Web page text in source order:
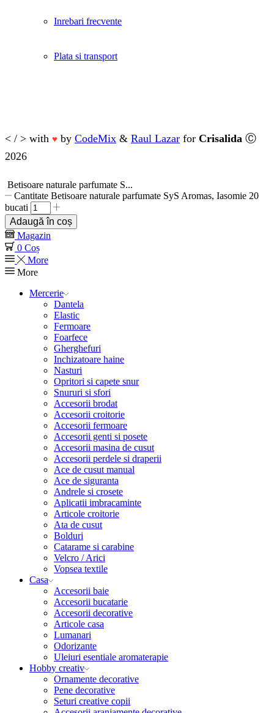
Inrebari frecvente
Plata si transport
< / > with ♥ by CodeMix & Raul Lazar for Crisalida Ⓒ
2026
Betisoare naturale parfumate S...
Cantitate Betisoare naturale parfumate SyS Aromas, Iasomie 20
bucati
Adaugă în coș
Magazin
0 Coș
More
More
Mercerie
Dantela
Elastic
Fermoare
Foarfece
Gherghefuri
Inchizatoare haine
Nasturi
Opritori si capete snur
Snururi si sfori
Accesorii brodat
Accesorii croitorie
Accesorii fermoare
Accesorii genti si posete
Accesorii masina de cusut
Accesorii perdele si draperii
Ace de cusut manual
Ace de siguranta
Andrele si crosete
Aplicatii imbracaminte
Articole croitorie
Ata de cusut
Bolduri
Catarame si carabine
Velcro / Arici
Vopsea textile
Casa
Accesorii baie
Accesorii bucatarie
Accesorii decorative
Articole casa
Lumanari
Odorizante
Uleiuri esentiale aromaterapie
Hobby creativ
Ornamente decorative
Pene decorative
Seturi creative copii